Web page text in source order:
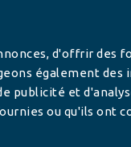
d'offrir des
également des
publicité et
ou qu'ils ont